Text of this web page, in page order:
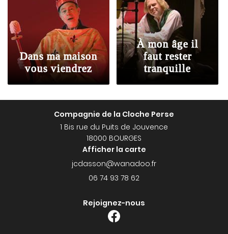
Dans ma maison
vous viendrez
À mon âge il
faut rester
tranquille
Compagnie de la Cloche Perse
1 Bis rue du Puits de Jouvence
18000 BOURGES
Afficher la carte
06 74 93 78 62
Rejoignez-nous